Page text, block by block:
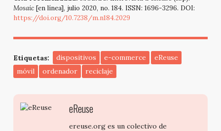
Mosaic [en línea], julio 2020, no. 184. ISSN: 1696-3296. DOI:
https://doi.org/10.7238/m.n184.2029
Etiquetas: dispositivos e-commerce
eReuse
móvil
ordenador reciclaje
eReuse
ereuse.org es un colectivo de